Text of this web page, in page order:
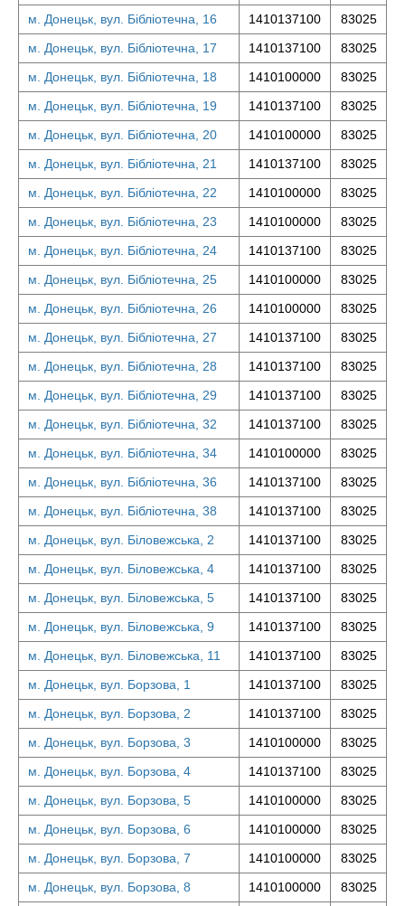
м. Донецьк, вул. Бібліотечна, 16
1410137100
83025
м. Донецьк, вул. Бібліотечна, 17
1410137100
83025
м. Донецьк, вул. Бібліотечна, 18
1410100000
83025
м. Донецьк, вул. Бібліотечна, 19
1410137100
83025
м. Донецьк, вул. Бібліотечна, 20
1410100000
83025
м. Донецьк, вул. Бібліотечна, 21
1410137100
83025
м. Донецьк, вул. Бібліотечна, 22
1410100000
83025
м. Донецьк, вул. Бібліотечна, 23
1410100000
83025
м. Донецьк, вул. Бібліотечна, 24
1410137100
83025
м. Донецьк, вул. Бібліотечна, 25
1410100000
83025
м. Донецьк, вул. Бібліотечна, 26
1410100000
83025
м. Донецьк, вул. Бібліотечна, 27
1410137100
83025
м. Донецьк, вул. Бібліотечна, 28
1410137100
83025
м. Донецьк, вул. Бібліотечна, 29
1410137100
83025
м. Донецьк, вул. Бібліотечна, 32
1410137100
83025
м. Донецьк, вул. Бібліотечна, 34
1410100000
83025
м. Донецьк, вул. Бібліотечна, 36
1410137100
83025
м. Донецьк, вул. Бібліотечна, 38
1410137100
83025
м. Донецьк, вул. Біловежська, 2
1410137100
83025
м. Донецьк, вул. Біловежська, 4
1410137100
83025
м. Донецьк, вул. Біловежська, 5
1410137100
83025
м. Донецьк, вул. Біловежська, 9
1410137100
83025
м. Донецьк, вул. Біловежська, 11
1410137100
83025
м. Донецьк, вул. Борзова, 1
1410137100
83025
м. Донецьк, вул. Борзова, 2
1410137100
83025
м. Донецьк, вул. Борзова, 3
1410100000
83025
м. Донецьк, вул. Борзова, 4
1410137100
83025
м. Донецьк, вул. Борзова, 5
1410100000
83025
м. Донецьк, вул. Борзова, 6
1410100000
83025
м. Донецьк, вул. Борзова, 7
1410100000
83025
м. Донецьк, вул. Борзова, 8
1410100000 83025